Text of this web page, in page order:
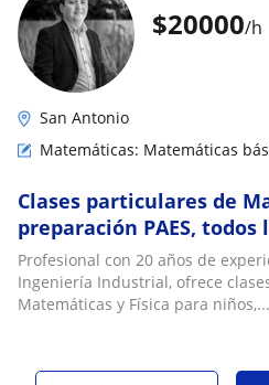
$20000/h
San Antonio
Matemáticas: Matemáticas
Clases particulares de
preparación PAES, todos
Profesional con 20 años de
Ingeniería Industrial, ofrece
Matemáticas y Física para niños,...